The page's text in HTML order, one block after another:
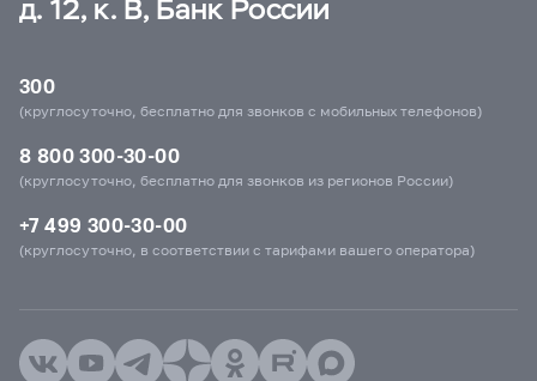
д. 12, к. В, Банк России
300
(круглосуточно, бесплатно для звонков с мобильных телефонов)
8 800 300-30-00
(круглосуточно, бесплатно для звонков из регионов России)
+7 499 300-30-00
(круглосуточно, в соответствии с тарифами вашего оператора)